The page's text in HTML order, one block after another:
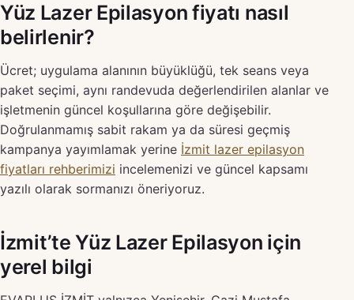
Yüz Lazer Epilasyon fiyatı nasıl
belirlenir?
Ücret; uygulama alanının büyüklüğü, tek seans veya
paket seçimi, aynı randevuda değerlendirilen alanlar ve
işletmenin güncel koşullarına göre değişebilir.
Doğrulanmamış sabit rakam ya da süresi geçmiş
kampanya yayımlamak yerine İzmit lazer epilasyon
fiyatları rehberimizi incelemenizi ve güncel kapsamı
yazılı olarak sormanızı öneriyoruz.
İzmit’te Yüz Lazer Epilasyon için
yerel bilgi